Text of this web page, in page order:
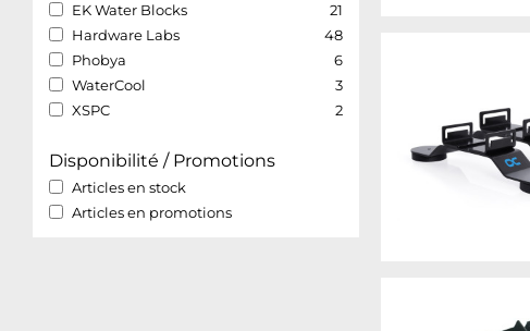
EK Water Blocks
21
Hardware Labs
48
Phobya
6
WaterCool
3
XSPC
2
Disponibilité / Promotions
Articles en stock
Articles en promotions